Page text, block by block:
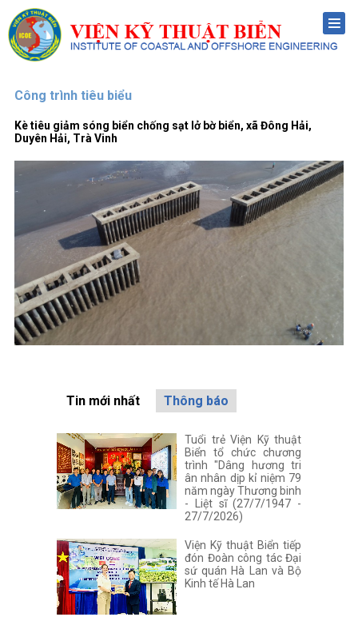
Menu
Công trình tiêu biểu
Kè tiêu giảm sóng biển chống sạt lở bờ biển, xã Đông Hải,
Duyên Hải, Trà Vinh
Tin mới nhất Thông báo
Tuổi trẻ Viện Kỹ thuật
Biển tổ chức chương
trình "Dâng hương tri
ân nhân dịp kỉ niệm 79
năm ngày Thương binh
- Liệt sĩ (27/7/1947 -
27/7/2026)
Viện Kỹ thuật Biển tiếp
đón Đoàn công tác Đại
sứ quán Hà Lan và Bộ
Kinh tế Hà Lan